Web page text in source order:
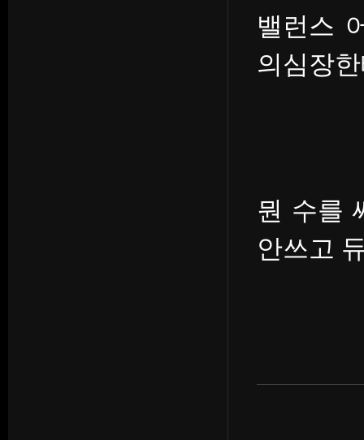
밸런스
의심장
뭔 수를
안쓰고